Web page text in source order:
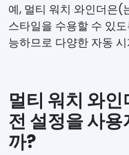
예, 멀티 워치 와인더은
스타일을 수용할 수 있
능하므로 다양한 자동
멀티 워치 와
전 설정을 사
까?